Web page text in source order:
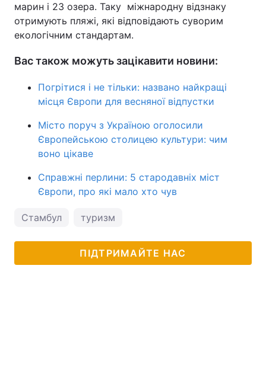
марин і 23 озера. Таку міжнародну відзнаку
отримують пляжі, які відповідають суворим
екологічним стандартам.
Вас також можуть зацікавити новини:
Погрітися і не тільки: названо найкращі
місця Європи для весняної відпустки
Місто поруч з Україною оголосили
Європейською столицею культури: чим
воно цікаве
Справжні перлини: 5 стародавніх міст
Європи, про які мало хто чув
Стамбул туризм
ПІДТРИМАЙТЕ НАС